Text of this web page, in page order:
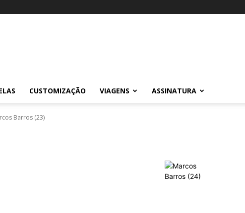
CUSTOMIZAÇÃO VIAGENS ASSINATURA
Barros (23)